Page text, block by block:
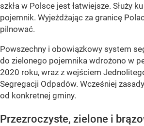
szkła w Polsce jest łatwiejsze. Służy
pojemnik. Wyjeżdżając za granicę
pilnować.
Powszechny i obowiązkowy system
do zielonego pojemnika wdrożono w
2020 roku, wraz z wejściem
Segregacji Odpadów. Wcześniej
od konkretnej gminy.
Przezroczyste, zielone i